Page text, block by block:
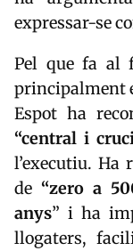
expressar-se
Pel que fa al
principalment
Espot ha
“central i
l’executiu. Ha
de “zero a
anys” i ha
llogaters,